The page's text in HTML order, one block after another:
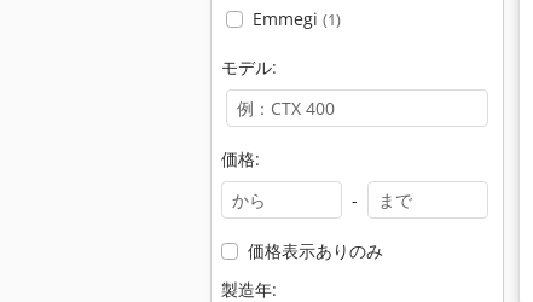
Emmegi (1)
モデル:
価格:
-
価格表示ありのみ
製造年: